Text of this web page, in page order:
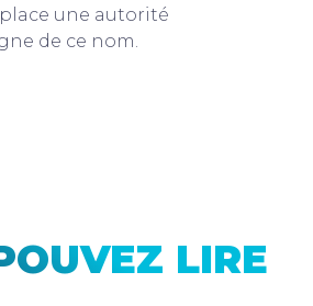
une autorité
de ce nom.
LIRE